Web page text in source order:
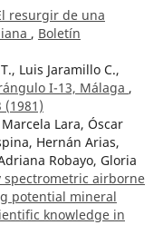
resurgir de una
, Boletín
Luis Jaramillo C.,
I-13, Málaga ,
(1981)
Lara, Óscar
Hernán Arias,
Robayo, Gloria
spectrometric airborne
potential mineral
knowledge in